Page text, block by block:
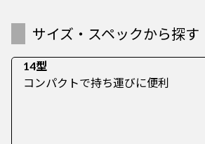
サイズ・スペックから探す
14型
コンパクトで持ち運びに便利